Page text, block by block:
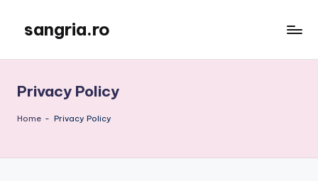
content
sangria.ro
Privacy Policy
Home - Privacy Policy